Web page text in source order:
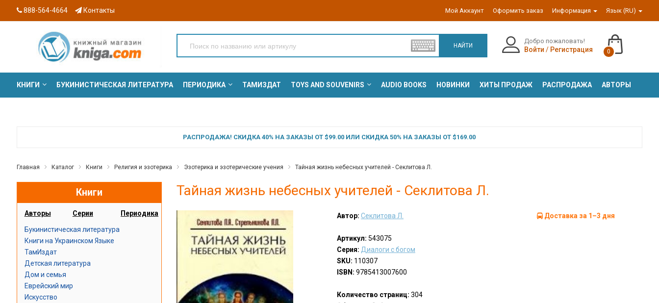
888-564-4664 Контакты Мой Аккаунт Оформить заказ Информация Язык (RU)
НАЙТИ
Добро пожаловать!
Войти / Регистрация 0
КНИГИ БУКИНИСТИЧЕСКАЯ ЛИТЕРАТУРА ПЕРИОДИКА ТАМИЗДАТ TOYS AND SOUVENIRS AUDIO BOOKS НОВИНКИ ХИТЫ ПРОДАЖ РАСПРОДАЖА АВТОРЫ
РАСПРОДАЖА! СКИДКА 40% НА ЗАКАЗЫ ОТ $99.00 ИЛИ СКИДКА 50% НА ЗАКАЗЫ ОТ $169.00
Главная Каталог Книги Религия и эзотерика Эзотерика и эзотерические учения Тайная жизнь небесных учителей - Секлитова Л.
Книги
Авторы Серии Периодика
Букинистическая литература
Книги на Украинском Языке
ТамИздат
Детская литература
Дом и семья
Еврейский мир
Искусство
Тайная жизнь небесных учителей - Секлитова Л.
Автор: Секлитова Л.
Артикул: 543075
Серия: Диалоги с богом
SKU: 110307
ISBN: 9785413007600
Количество страниц: 304
Доставка за 1–3 дня